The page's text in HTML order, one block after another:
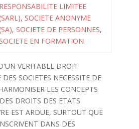
RESPONSABILITE LIMITEE
, SOCIETE ANONYME
, SOCIETE DE PERSONNES,
SOCIETE EN FORMATION
VERITABLE DROIT
SOCIETES NECESSITE DE
LES CONCEPTS
DROITS DES ETATS
EST ARDUE, SURTOUT QUE
DANS DES